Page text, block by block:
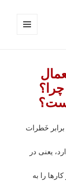
برابر خَطرات
یعنی در
را به